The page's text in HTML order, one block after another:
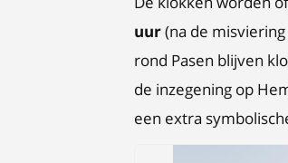
uur(na de
rond Pasen blijven
de inzegening op
een extra